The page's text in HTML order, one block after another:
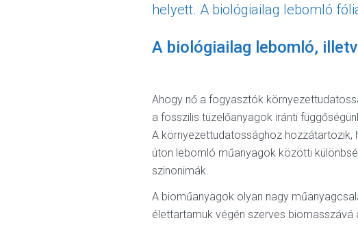
helyett. A biológiailag lebomló
A biológiailag lebomló,
Ahogy nő a fogyasztók
a fosszilis tüzelőanyagok iránti
A környezettudatossághoz
úton lebomló műanyagok közötti
szinonimák.
A bioműanyagok olyan nagy
élettartamuk végén szerves